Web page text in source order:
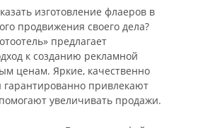
изготовление флаеров в
продвижения своего дела?
предлагает
к созданию рекламной
ценам. Яркие, качественно
привлекают
увеличивать продажи.